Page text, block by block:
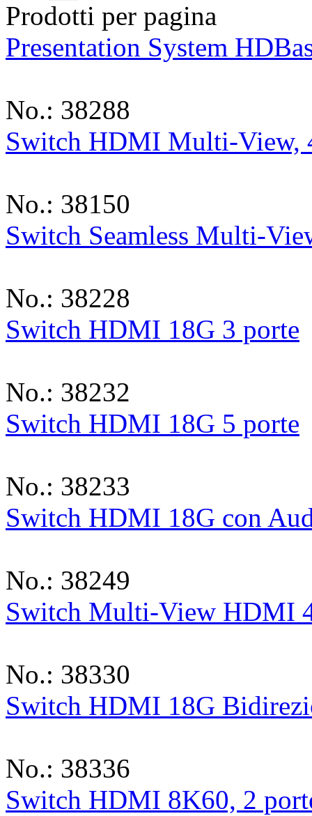
Prodotti per pagina
Presentation System
No.: 38288
Switch HDMI Multi-View,
No.: 38150
Switch Seamless Multi-
No.: 38228
Switch HDMI 18G 3 porte
No.: 38232
Switch HDMI 18G 5 porte
No.: 38233
Switch HDMI 18G con
No.: 38249
Switch Multi-View HDMI
No.: 38330
Switch HDMI 18G
No.: 38336
Switch HDMI 8K60, 2